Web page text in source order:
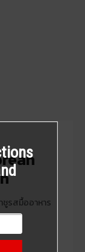
ชูรสมื้ออาหาร